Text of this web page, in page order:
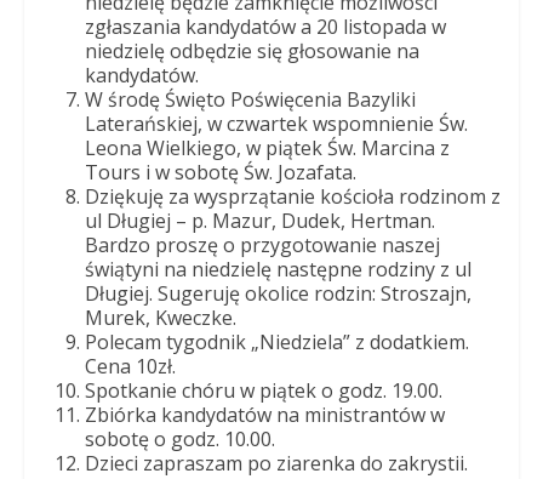
zgłaszania kandydatów a 20 listopada w
niedzielę odbędzie się głosowanie na
kandydatów.
W środę Święto Poświęcenia Bazyliki
Laterańskiej, w czwartek wspomnienie Św.
Leona Wielkiego, w piątek Św. Marcina z
Tours i w sobotę Św. Jozafata.
Dziękuję za wysprzątanie kościoła rodzinom z
ul Długiej – p. Mazur, Dudek, Hertman.
Bardzo proszę o przygotowanie naszej
świątyni na niedzielę następne rodziny z ul
Długiej. Sugeruję okolice rodzin: Stroszajn,
Murek, Kweczke.
Polecam tygodnik „Niedziela” z dodatkiem.
Cena 10zł.
Spotkanie chóru w piątek o godz. 19.00.
Zbiórka kandydatów na ministrantów w
sobotę o godz. 10.00.
Dzieci zapraszam po ziarenka do zakrystii.